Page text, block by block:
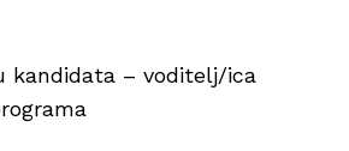
kandidata – voditelj/ica